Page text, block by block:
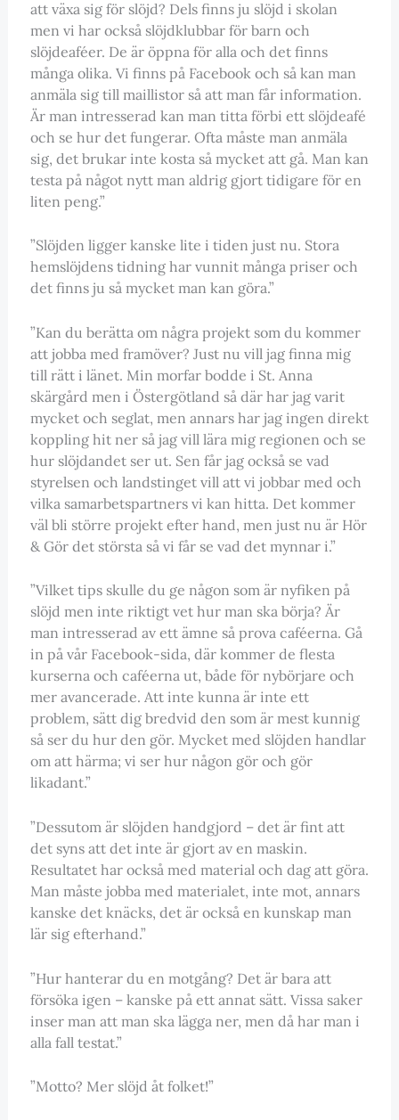
att växa sig för slöjd? Dels finns ju slöjd i skolan
men vi har också slöjdklubbar för barn och
slöjdeaféer. De är öppna för alla och det finns
många olika. Vi finns på Facebook och så kan man
anmäla sig till maillistor så att man får information.
Är man intresserad kan man titta förbi ett slöjdeafé
och se hur det fungerar. Ofta måste man anmäla
sig, det brukar inte kosta så mycket att gå. Man kan
testa på något nytt man aldrig gjort tidigare för en
liten peng.”
”Slöjden ligger kanske lite i tiden just nu. Stora
hemslöjdens tidning har vunnit många priser och
det finns ju så mycket man kan göra.”
”Kan du berätta om några projekt som du kommer
att jobba med framöver? Just nu vill jag finna mig
till rätt i länet. Min morfar bodde i St. Anna
skärgård men i Östergötland så där har jag varit
mycket och seglat, men annars har jag ingen direkt
koppling hit ner så jag vill lära mig regionen och se
hur slöjdandet ser ut. Sen får jag också se vad
styrelsen och landstinget vill att vi jobbar med och
vilka samarbetspartners vi kan hitta. Det kommer
väl bli större projekt efter hand, men just nu är Hör
& Gör det största så vi får se vad det mynnar i.”
”Vilket tips skulle du ge någon som är nyfiken på
slöjd men inte riktigt vet hur man ska börja? Är
man intresserad av ett ämne så prova caféerna. Gå
in på vår Facebook-sida, där kommer de flesta
kurserna och caféerna ut, både för nybörjare och
mer avancerade. Att inte kunna är inte ett
problem, sätt dig bredvid den som är mest kunnig
så ser du hur den gör. Mycket med slöjden handlar
om att härma; vi ser hur någon gör och gör
likadant.”
”Dessutom är slöjden handgjord – det är fint att
det syns att det inte är gjort av en maskin.
Resultatet har också med material och dag att göra.
Man måste jobba med materialet, inte mot, annars
kanske det knäcks, det är också en kunskap man
lär sig efterhand.”
”Hur hanterar du en motgång? Det är bara att
försöka igen – kanske på ett annat sätt. Vissa saker
inser man att man ska lägga ner, men då har man i
alla fall testat.”
”Motto? Mer slöjd åt folket!”